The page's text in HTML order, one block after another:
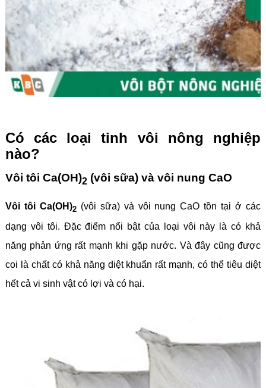
Có các loại tinh vôi nông nghiệp
nào?
Vôi tôi Ca(OH)2 (vôi sữa) và vôi nung CaO
Vôi tôi Ca(OH)2(vôi sữa) và vôi nung CaO tồn tại ở các
dạng vôi tôi. Đặc điểm nổi bật của loại vôi này là có khả
năng phản ứng rất mạnh khi gặp nước. Và đây cũng được
coi là chất có khả năng diệt khuẩn rất mạnh, có thể tiêu diệt
hết cả vi sinh vật có lợi và có hại.